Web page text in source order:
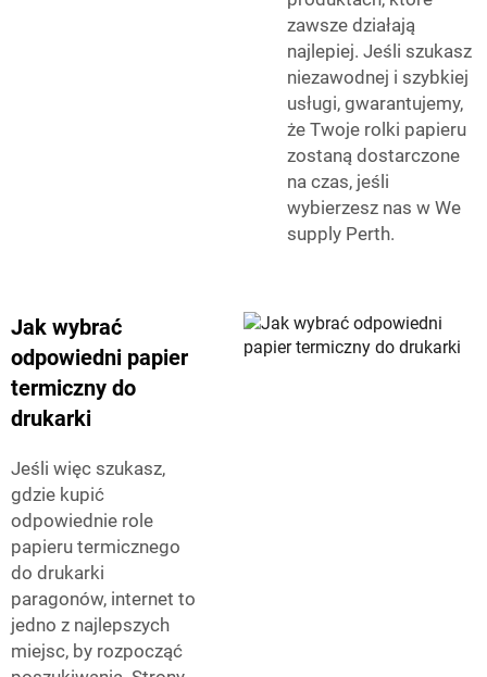
zawsze działają
najlepiej. Jeśli szukasz
niezawodnej i szybkiej
usługi, gwarantujemy,
że Twoje rolki papieru
zostaną dostarczone
na czas, jeśli
wybierzesz nas w We
supply Perth.
Jak wybrać
odpowiedni papier
termiczny do
drukarki
Jeśli więc szukasz,
gdzie kupić
odpowiednie role
papieru termicznego
do drukarki
paragonów, internet to
jedno z najlepszych
miejsc, by rozpocząć